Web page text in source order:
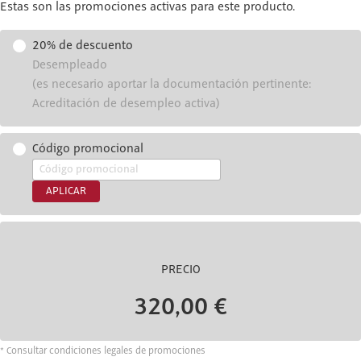
Estas son las promociones activas para este producto.
20% de descuento
Desempleado
(es necesario aportar la documentación pertinente:
Acreditación de desempleo activa)
Código promocional
APLICAR
PRECIO
320,00 €
* Consultar condiciones legales de promociones